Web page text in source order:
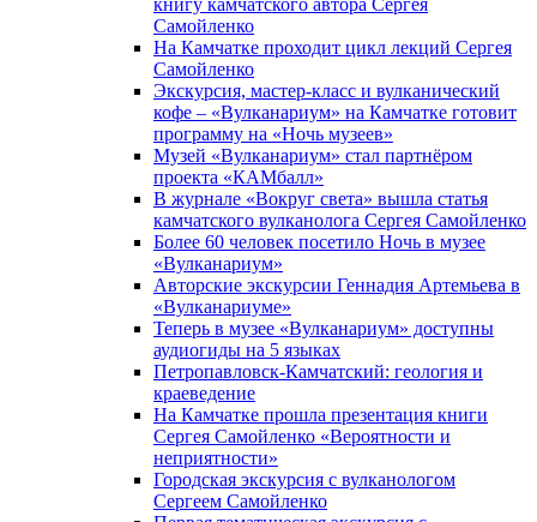
книгу камчатского автора Сергея
Самойленко
На Камчатке проходит цикл лекций Сергея
Самойленко
Экскурсия, мастер-класс и вулканический
кофе – «Вулканариум» на Камчатке готовит
программу на «Ночь музеев»
Музей «Вулканариум» стал партнёром
проекта «КАМбалл»
В журнале «Вокруг света» вышла статья
камчатского вулканолога Сергея Самойленко
Более 60 человек посетило Ночь в музее
«Вулканариум»
Авторские экскурсии Геннадия Артемьева в
«Вулканариуме»
Теперь в музее «Вулканариум» доступны
аудиогиды на 5 языках
Петропавловск-Камчатский: геология и
краеведение
На Камчатке прошла презентация книги
Сергея Самойленко «Вероятности и
неприятности»
Городская экскурсия с вулканологом
Сергеем Самойленко